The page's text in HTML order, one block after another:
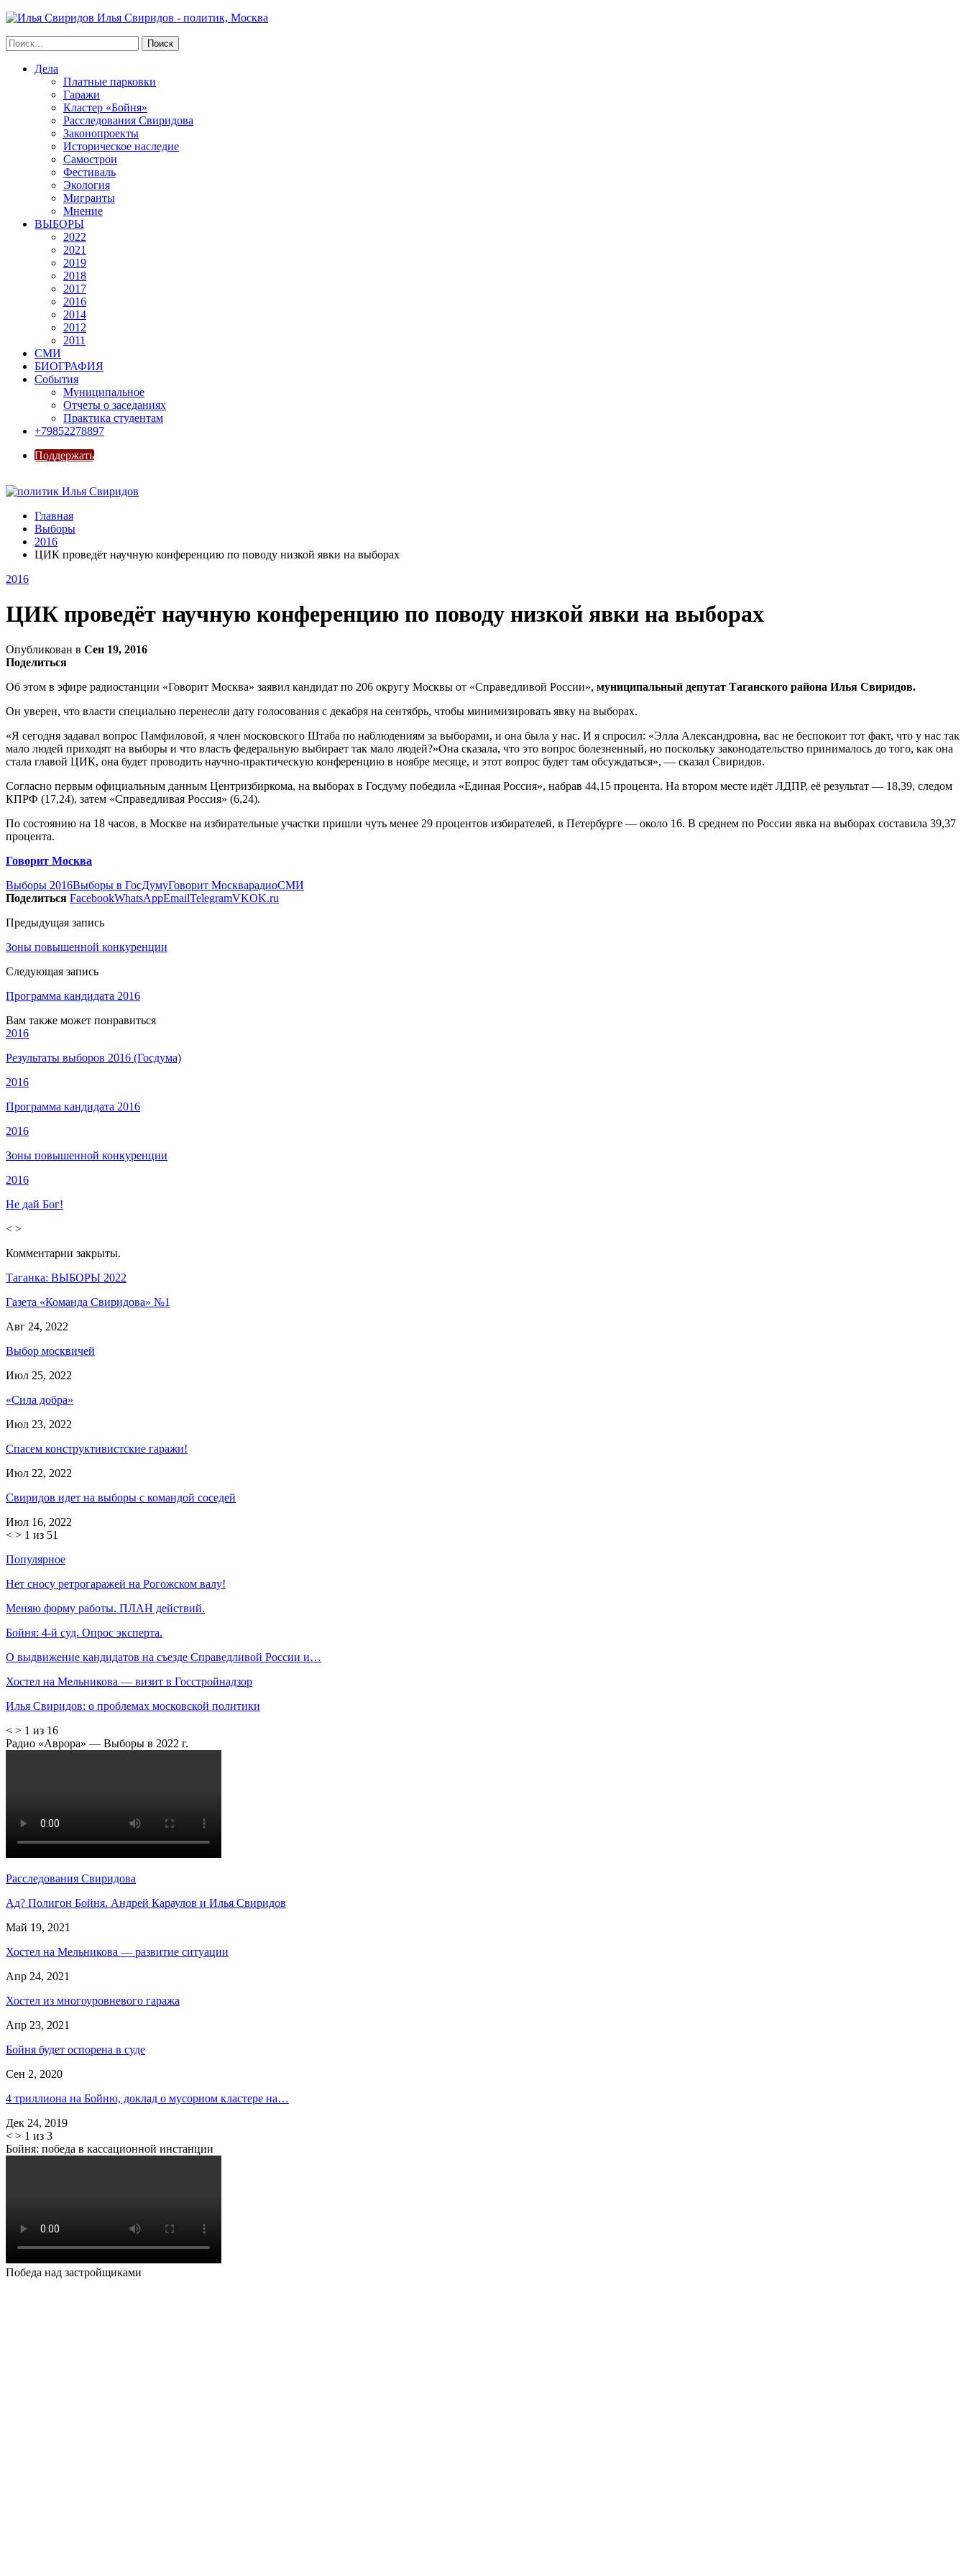
Илья Свиридов - политик, Москва
Дела
Платные парковки
Гаражи
Кластер «Бойня»
Расследования Свиридова
Законопроекты
Историческое наследие
Самострои
Фестиваль
Экология
Мигранты
Мнение
ВЫБОРЫ
2022
2021
2019
2018
2017
2016
2014
2012
2011
СМИ
БИОГРАФИЯ
События
Муниципальное
Отчеты о заседаниях
Практика студентам
+79852278897
Поддержать
Главная
Выборы
2016
ЦИК проведёт научную конференцию по поводу низкой явки на выборах
2016
ЦИК проведёт научную конференцию по поводу низкой явки на выборах
Опубликован в Сен 19, 2016
Поделиться
Об этом в эфире радиостанции «Говорит Москва» заявил кандидат по 206 округу Москвы от «Справедливой России», муниципальный депутат Таганского района Илья Свиридов.
Он уверен, что власти специально перенесли дату голосования с декабря на сентябрь, чтобы минимизировать явку на выборах.
«Я сегодня задавал вопрос Памфиловой, я член московского Штаба по наблюдениям за выборами, и она была у нас. И я спросил: «Элла Александровна, вас не беспокоит тот факт, что у нас так
мало людей приходят на выборы и что власть федеральную выбирает так мало людей?»Она сказала, что это вопрос болезненный, но поскольку законодательство принималось до того, как она
стала главой ЦИК, она будет проводить научно-практическую конференцию в ноябре месяце, и этот вопрос будет там обсуждаться», — сказал Свиридов.
Согласно первым официальным данным Центризбиркома, на выборах в Госдуму победила «Единая Россия», набрав 44,15 процента. На втором месте идёт ЛДПР, её результат — 18,39, следом
КПРФ (17,24), затем «Справедливая Россия» (6,24).
По состоянию на 18 часов, в Москве на избирательные участки пришли чуть менее 29 процентов избирателей, в Петербурге — около 16. В среднем по России явка на выборах составила 39,37
процента.
Говорит Москва
Выборы 2016Выборы в ГосДумуГоворит МоскварадиоСМИ
Поделиться FacebookWhatsAppEmailTelegramVKOK.ru
Предыдущая запись
Зоны повышенной конкуренции
Следующая запись
Программа кандидата 2016
Вам также может понравиться
2016
Результаты выборов 2016 (Госдума)
2016
Программа кандидата 2016
2016
Зоны повышенной конкуренции
2016
Не дай Бог!
< >
Комментарии закрыты.
Таганка: ВЫБОРЫ 2022
Газета «Команда Свиридова» №1
Авг 24, 2022
Выбор москвичей
Июл 25, 2022
«Сила добра»
Июл 23, 2022
Спасем конструктивистские гаражи!
Июл 22, 2022
Свиридов идет на выборы с командой соседей
Июл 16, 2022
< > 1 из 51
Популярное
Нет сносу ретрогаражей на Рогожском валу!
Меняю форму работы. ПЛАН действий.
Бойня: 4-й суд. Опрос эксперта.
О выдвижение кандидатов на съезде Справедливой России и…
Хостел на Мельникова — визит в Госстройнадзор
Илья Свиридов: о проблемах московской политики
< > 1 из 16
Радио «Аврора» — Выборы в 2022 г.
Расследования Свиридова
Ад? Полигон Бойня. Андрей Караулов и Илья Свиридов
Май 19, 2021
Хостел на Мельникова — развитие ситуации
Апр 24, 2021
Хостел из многоуровневого гаража
Апр 23, 2021
Бойня будет оспорена в суде
Сен 2, 2020
4 триллиона на Бойню, доклад о мусорном кластере на…
Дек 24, 2019
< > 1 из 3
Бойня: победа в кассационной инстанции
Победа над застройщиками